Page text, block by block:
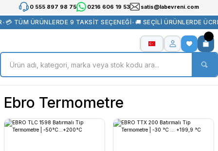
0 555 897 98 75 0216 606 19 53 satis@labevreni.com
•💳 TÜM ÜRÜNLERDE 9 TAKSİT SEÇENEĞİ•🚚 SEÇİLİ ÜRÜNLERDE
Ebro Termometre